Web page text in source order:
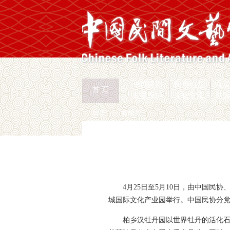
首 页
中国民协 民协动态
会
权益保护
文化交流 志
首页 > 新闻页
4月25日至5月10日，由中国民
城国际文化产业园举行。中国民协分
柏乡汉牡丹园以世界牡丹的活化